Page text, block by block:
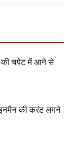
की चपेट में आने से
की करंट लगने